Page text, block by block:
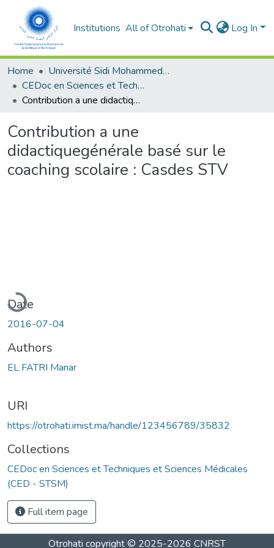
Institutions All of Otrohati Log In
Home
Université Sidi Mohammed Ben Abdellah - Fès
CEDoc en Sciences et Techniques et Sciences Médicales (CED - STSM)
Contribution a une didactiquegénérale basé sur le coaching scolaire : Casdes STV
Contribution a une
didactiquegénérale basé sur le
coaching scolaire : Casdes STV
Date
2016-07-04
Authors
EL FATRI Manar
URI
https://otrohati.imist.ma/handle/123456789/35832
Collections
CEDoc en Sciences et Techniques et Sciences Médicales
(CED - STSM)
Full item page
Otrohati copyright © 2025-2026 CNRST